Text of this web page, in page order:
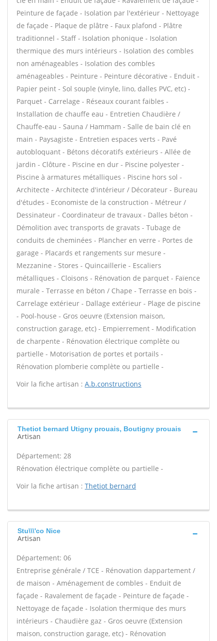
Peinture de façade - Isolation par l'extérieur - Nettoyage
de façade - Plaque de plâtre - Faux plafond - Plâtre
traditionnel - Staff - Isolation phonique - Isolation
thermique des murs intérieurs - Isolation des combles
non aménageables - Isolation des combles
aménageables - Peinture - Peinture décorative - Enduit -
Papier peint - Sol souple (vinyle, lino, dalles PVC, etc) -
Parquet - Carrelage - Réseaux courant faibles -
Installation de chauffe eau - Entretien Chaudière /
Chauffe-eau - Sauna / Hammam - Salle de bain clé en
main - Paysagiste - Entretien espaces verts - Pavé
autobloquant - Bétons décoratifs extérieurs - Allée de
jardin - Clôture - Piscine en dur - Piscine polyester -
Piscine à armatures métalliques - Piscine hors sol -
Architecte - Architecte d'intérieur / Décorateur - Bureau
d'études - Economiste de la construction - Métreur /
Dessinateur - Coordinateur de travaux - Dalles béton -
Démolition avec transports de gravats - Tubage de
conduits de cheminées - Plancher en verre - Portes de
garage - Placards et rangements sur mesure -
Mezzanine - Stores - Quincaillerie - Escaliers
métalliques - Cloisons - Rénovation de parquet - Faïence
murale - Terrasse en béton / Chape - Terrasse en bois -
Carrelage extérieur - Dallage extérieur - Plage de piscine
- Pool-house - Gros oeuvre (Extension maison,
construction garage, etc) - Empierrement - Modification
de charpente - Rénovation électrique complète ou
partielle - Motorisation de portes et portails -
Rénovation plomberie complète ou partielle -
Voir la fiche artisan : A.b.constructions
Thetiot bernard Utigny prouais, Boutigny prouais
Artisan
Département: 28
Rénovation électrique complète ou partielle -
Voir la fiche artisan : Thetiot bernard
Stu\\\'co Nice
Artisan
Département: 06
Entreprise générale / TCE - Rénovation dappartement /
de maison - Aménagement de combles - Enduit de
façade - Ravalement de façade - Peinture de façade -
Nettoyage de façade - Isolation thermique des murs
intérieurs - Chaudière gaz - Gros oeuvre (Extension
maison, construction garage, etc) - Rénovation